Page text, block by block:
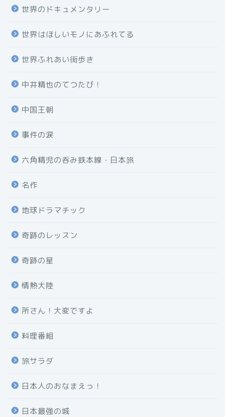
世界のドキュメンタリー
世界はほしいモノにあふれてる
世界ふれあい街歩き
中井精也のてつたび！
中国王朝
事件の涙
六角精児の呑み鉄本線・日本旅
名作
地球ドラマチック
奇跡のレッスン
奇跡の星
情熱大陸
所さん！大変ですよ
料理番組
旅サラダ
日本人のおなまえっ！
日本最強の城